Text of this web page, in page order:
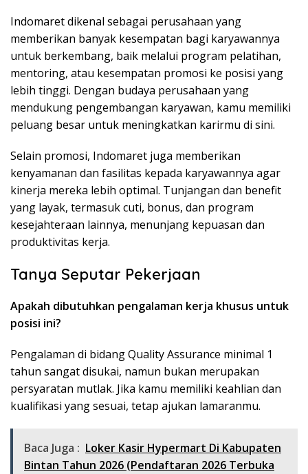
Indomaret dikenal sebagai perusahaan yang
memberikan banyak kesempatan bagi karyawannya
untuk berkembang, baik melalui program pelatihan,
mentoring, atau kesempatan promosi ke posisi yang
lebih tinggi. Dengan budaya perusahaan yang
mendukung pengembangan karyawan, kamu memiliki
peluang besar untuk meningkatkan karirmu di sini.
Selain promosi, Indomaret juga memberikan
kenyamanan dan fasilitas kepada karyawannya agar
kinerja mereka lebih optimal. Tunjangan dan benefit
yang layak, termasuk cuti, bonus, dan program
kesejahteraan lainnya, menunjang kepuasan dan
produktivitas kerja.
Tanya Seputar Pekerjaan
Apakah dibutuhkan pengalaman kerja khusus untuk
posisi ini?
Pengalaman di bidang Quality Assurance minimal 1
tahun sangat disukai, namun bukan merupakan
persyaratan mutlak. Jika kamu memiliki keahlian dan
kualifikasi yang sesuai, tetap ajukan lamaranmu.
Baca Juga : Loker Kasir Hypermart Di Kabupaten
Bintan Tahun 2026 (Pendaftaran 2026 Terbuka